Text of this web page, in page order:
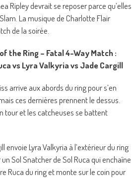
Ripley devrait se reposer parce qu’elles
La musique de Charlotte Flair
de la soirée.
the Ring – Fatal 4-Way Match :
vs Lyra Valkyria vs Jade Cargill
arrive aux abords du ring pour s’en
ces dernières prennent le dessus.
tour et les catcheuses se battent
envoie Lyra Valkyria à l’extérieur du ring
Sol Snatcher de Sol Ruca qui enchaîne
Ruca du ring et monte sur le coin pour